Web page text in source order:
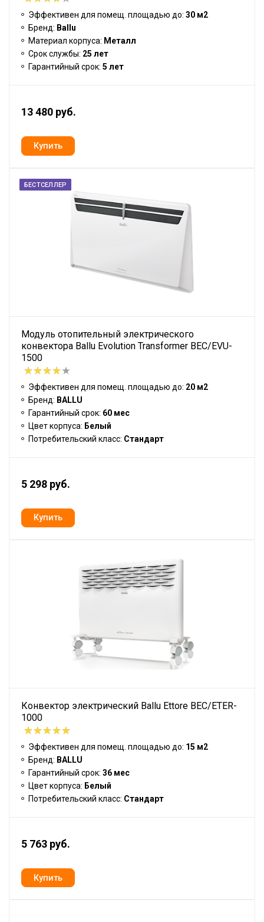
Эффективен для помещ. площадью до: 30 м2
Бренд: Ballu
Материал корпуса: Металл
Срок службы: 25 лет
Гарантийный срок: 5 лет
13 480 руб.
БЕСТСЕЛЛЕР
Модуль отопительный электрического
конвектора Ballu Evolution Transformer BEC/EVU-
1500
Эффективен для помещ. площадью до: 20 м2
Бренд: BALLU
Гарантийный срок: 60 мес
Цвет корпуса: Белый
Потребительский класс: Стандарт
5 298 руб.
Конвектор электрический Ballu Ettore BEC/ETER-
1000
Эффективен для помещ. площадью до: 15 м2
Бренд: BALLU
Гарантийный срок: 36 мес
Цвет корпуса: Белый
Потребительский класс: Стандарт
5 763 руб.